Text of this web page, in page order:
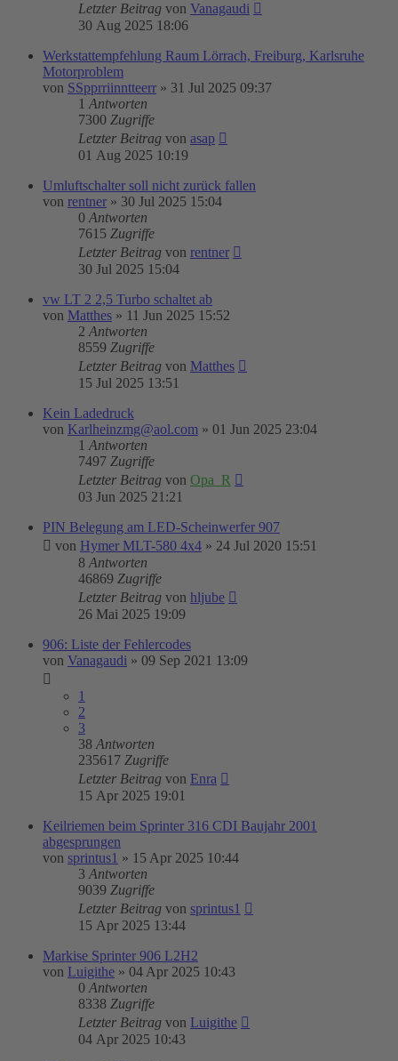
Letzter Beitrag von Vanagaudi
30 Aug 2025 18:06
Werkstattempfehlung Raum Lörrach, Freiburg, Karlsruhe
Motorproblem
von SSpprriinntteerr » 31 Jul 2025 09:37
1 Antworten
7300 Zugriffe
Letzter Beitrag von asap
01 Aug 2025 10:19
Umluftschalter soll nicht zurück fallen
von rentner » 30 Jul 2025 15:04
0 Antworten
7615 Zugriffe
Letzter Beitrag von rentner
30 Jul 2025 15:04
vw LT 2 2,5 Turbo schaltet ab
von Matthes » 11 Jun 2025 15:52
2 Antworten
8559 Zugriffe
Letzter Beitrag von Matthes
15 Jul 2025 13:51
Kein Ladedruck
von Karlheinzmg@aol.com » 01 Jun 2025 23:04
1 Antworten
7497 Zugriffe
Letzter Beitrag von Opa_R
03 Jun 2025 21:21
PIN Belegung am LED-Scheinwerfer 907
von Hymer MLT-580 4x4 » 24 Jul 2020 15:51
8 Antworten
46869 Zugriffe
Letzter Beitrag von hljube
26 Mai 2025 19:09
906: Liste der Fehlercodes
von Vanagaudi » 09 Sep 2021 13:09
1
2
3
38 Antworten
235617 Zugriffe
Letzter Beitrag von Enra
15 Apr 2025 19:01
Keilriemen beim Sprinter 316 CDI Baujahr 2001
abgesprungen
von sprintus1 » 15 Apr 2025 10:44
3 Antworten
9039 Zugriffe
Letzter Beitrag von sprintus1
15 Apr 2025 13:44
Markise Sprinter 906 L2H2
von Luigithe » 04 Apr 2025 10:43
0 Antworten
8338 Zugriffe
Letzter Beitrag von Luigithe
04 Apr 2025 10:43